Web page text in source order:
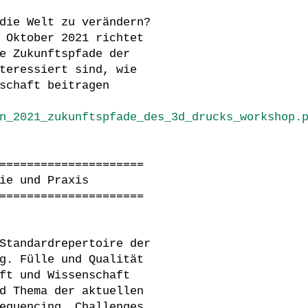
Welt zu verändern?
Oktober 2021 richtet
Zukunftspfade der
sind, wie
beitragen
und Praxis
Standardrepertoire der
Fülle und Qualität
und Wissenschaft
Thema der aktuellen